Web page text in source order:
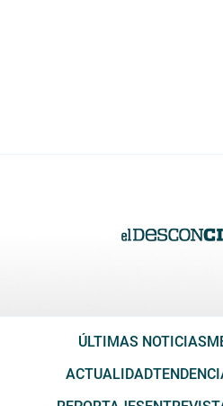
ÚLTIMAS NOTICIAS
ACTUALIDAD